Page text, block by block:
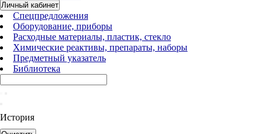
Личный кабинет
Спецпредложения
Оборудование, приборы
Расходные материалы, пластик, стекло
Химические реактивы, препараты, наборы
Предметный указатель
Библиотека
История